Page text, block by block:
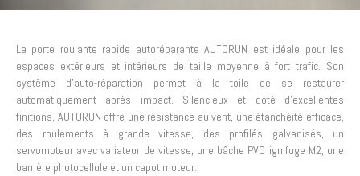
La porte roulante rapide autoréparante AUTORUN est idéale pour les
espaces extérieurs et intérieurs de taille moyenne à fort trafic. Son
système d’auto-réparation permet à la toile de se restaurer
automatiquement après impact. Silencieux et doté d’excellentes
finitions, AUTORUN offre une résistance au vent, une étanchéité efficace,
des roulements à grande vitesse, des profilés galvanisés, un
servomoteur avec variateur de vitesse, une bâche PVC ignifuge M2, une
barrière photocellule et un capot moteur.